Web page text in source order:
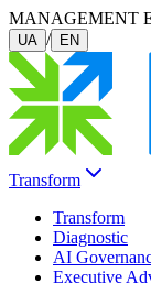
MANAGEMENT
UA / EN
Transform
Transform
Diagnostic
AI
Executive